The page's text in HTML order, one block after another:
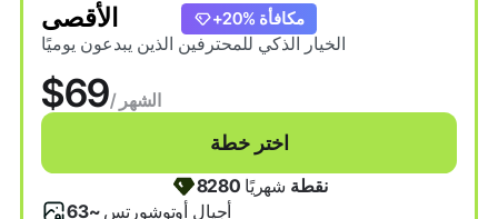
الأقصى
الخيار الذكي للمحترفين الذين يبدعون يوميًا
$69 / الشهر
اختر خطة
+20% مكافأة
8280 نقطة شهريًا
أجيال أوتوشورتس~63